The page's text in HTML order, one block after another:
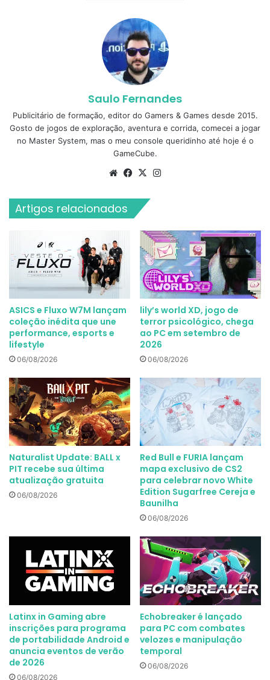
Saulo Fernandes
Publicitário de formação, editor do Gamers & Games desde 2015.
Gosto de jogos de exploração, aventura e corrida, comecei a jogar
no Master System, mas o meu console queridinho até hoje é o
GameCube.
WebsiteFacebook
X
Artigos relacionados
ASICS e Fluxo W7M lançam
coleção inédita que une
performance, esports e
lifestyle
06/08/2026
lily’s world XD, jogo de
terror psicológico, chega
ao PC em setembro de
2026
06/08/2026
Naturalist Update: BALL x
PIT recebe sua última
atualização gratuita
06/08/2026
Red Bull e FURIA lançam
mapa exclusivo de CS2
para celebrar novo White
Edition Sugarfree Cereja e
Baunilha
06/08/2026
Latinx in Gaming abre
inscrições para programa
de portabilidade Android e
anuncia eventos de verão
de 2026
06/08/2026
Echobreaker é lançado
para PC com combates
velozes e manipulação
temporal
06/08/2026